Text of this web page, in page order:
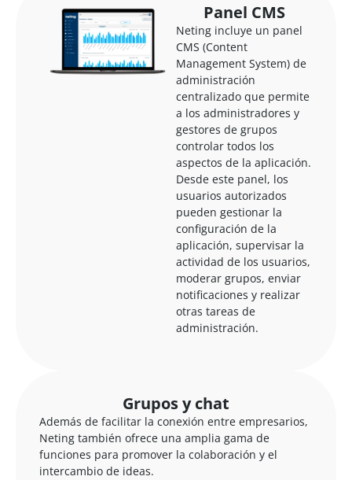
Panel CMS
Neting incluye un panel
CMS (Content
Management System) de
administración
centralizado que permite
a los administradores y
gestores de grupos
controlar todos los
aspectos de la aplicación.
Desde este panel, los
usuarios autorizados
pueden gestionar la
configuración de la
aplicación, supervisar la
actividad de los usuarios,
moderar grupos, enviar
notificaciones y realizar
otras tareas de
administración.
Grupos y chat
Además de facilitar la conexión entre empresarios,
Neting también ofrece una amplia gama de
funciones para promover la colaboración y el
intercambio de ideas.